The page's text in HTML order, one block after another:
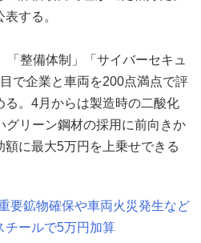
する。
整備体制」「サイバーセキュ
で企業と車両を200点満点で評
。4月からは製造時の二酸化
グリーン鋼材の採用に前向きか
額に最大5万円を上乗せできる
要鉱物確保や車両火災発生など
ールで5万円加算